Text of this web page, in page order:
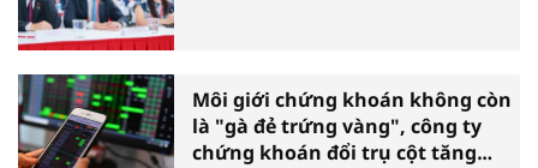
Môi giới chứng khoán không còn
là "gà đẻ trứng vàng", công ty
chứng khoán đổi trụ cột tăng